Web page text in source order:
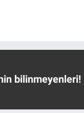
bilinmeyenleri!